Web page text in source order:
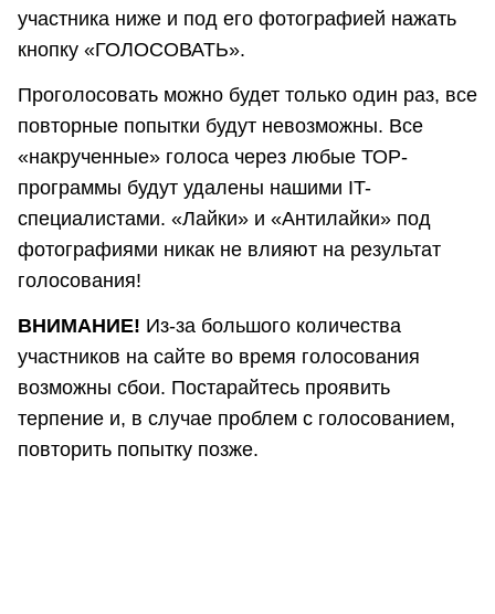
участника ниже и под его фотографией нажать
кнопку «ГОЛОСОВАТЬ».
Проголосовать можно будет только один раз, все
повторные попытки будут невозможны. Все
«накрученные» голоса через любые ТОР-
программы будут удалены нашими IT-
специалистами. «Лайки» и «Антилайки» под
фотографиями никак не влияют на результат
голосования!
ВНИМАНИЕ! Из-за большого количества
участников на сайте во время голосования
возможны сбои. Постарайтесь проявить
терпение и, в случае проблем с голосованием,
повторить попытку позже.